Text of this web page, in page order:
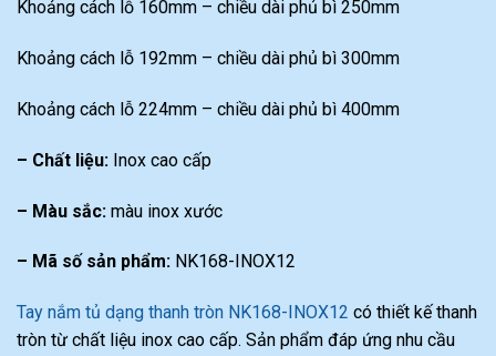
Khoảng cách lỗ 160mm – chiều dài phủ bì 250mm
Khoảng cách lỗ 192mm – chiều dài phủ bì 300mm
Khoảng cách lỗ 224mm – chiều dài phủ bì 400mm
– Chất liệu: Inox cao cấp
– Màu sắc: màu inox xước
– Mã số sản phẩm: NK168-INOX12
Tay nắm tủ dạng thanh tròn NK168-INOX12 có thiết kế thanh
tròn từ chất liệu inox cao cấp. Sản phẩm đáp ứng nhu cầu